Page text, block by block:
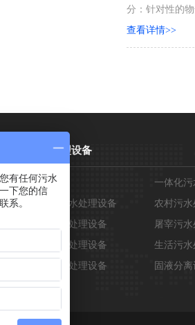
分：针对性的
查看详情>>
污水处理设备
气浮机
一体化污
地埋式污水处理设备
农村污水
医院污水处理设备
屠宰污
养殖污水处理设备
生活污水
工业污水处理设备
固液分离
有任何污水
下您的信
系。